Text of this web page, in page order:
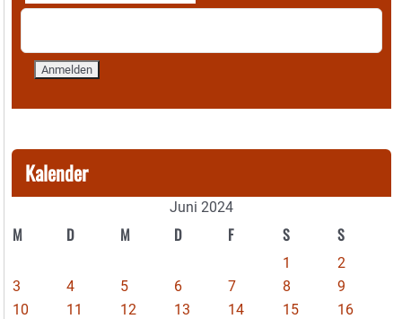
Kalender
Juni 2024
M D M D F S S
1
2
3
4 5 6 7 8
9
10
11 12 13 14 15
16